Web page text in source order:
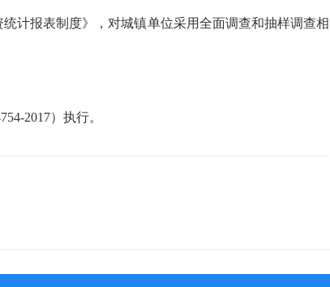
计报表制度》，对城镇单位采用全面调查和抽样调查相
2017）执行。